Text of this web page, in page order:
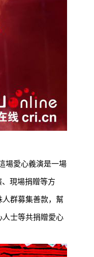
場愛心義演是一場
現場捐贈等方
群募集善款，幫
士等共捐贈愛心